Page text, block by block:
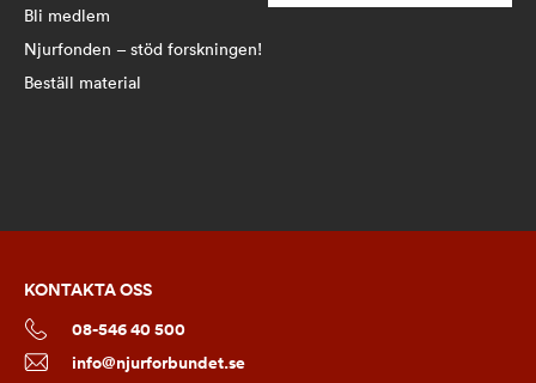
Bli medlem
Njurfonden – stöd forskningen!
Beställ material
efter:
KONTAKTA OSS
08-546 40 500
info@njurforbundet.se